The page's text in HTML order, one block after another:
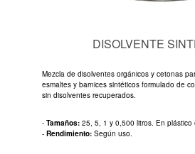
DISOLVENTE
Mezcla de disolventes orgánicos y cetonas
esmaltes y barnices sintéticos formulado de
sin disolventes recuperados.
- Tamaños: 25, 5, 1 y 0,500 litros. En
- Rendimiento: Según uso.